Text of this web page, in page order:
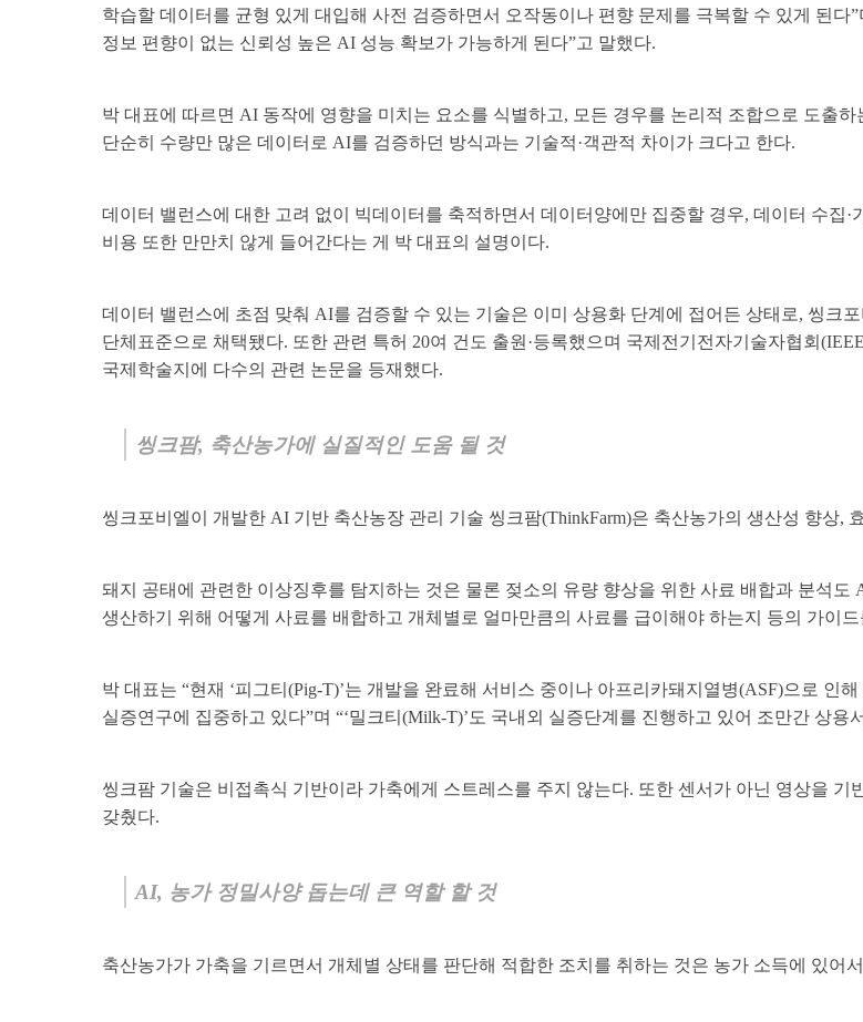
학습할 데이터를 균형 있게 대입해 사전 검증하면서 오작동이나 편향 문제를 극복할 수 있게 된
정보 편향이 없는 신뢰성 높은 AI 성능 확보가 가능하게 된다”고 말했다.
박 대표에 따르면 AI 동작에 영향을 미치는 요소를 식별하고, 모든 경우를 논리적 조합으로 도출
단순히 수량만 많은 데이터로 AI를 검증하던 방식과는 기술적·객관적 차이가 크다고 한다.
데이터 밸런스에 대한 고려 없이 빅데이터를 축적하면서 데이터양에만 집중할 경우, 데이터 수집
비용 또한 만만치 않게 들어간다는 게 박 대표의 설명이다.
데이터 밸런스에 초점 맞춰 AI를 검증할 수 있는 기술은 이미 상용화 단계에 접어든 상태로, 씽크
단체표준으로 채택됐다. 또한 관련 특허 20여 건도 출원·등록했으며 국제전기전자기술자협회
국제학술지에 다수의 관련 논문을 등재했다.
씽크팜, 축산농가에 실질적인 도움 될 것
씽크포비엘이 개발한 AI 기반 축산농장 관리 기술 씽크팜(ThinkFarm)은 축산농가의 생산성 향상,
돼지 공태에 관련한 이상징후를 탐지하는 것은 물론 젖소의 유량 향상을 위한 사료 배합과 분석
생산하기 위해 어떻게 사료를 배합하고 개체별로 얼마만큼의 사료를 급이해야 하는지 등의 가이
박 대표는 “현재 ‘피그티(Pig-T)’는 개발을 완료해 서비스 중이나 아프리카돼지열병(ASF)으로 인
실증연구에 집중하고 있다”며 “‘밀크티(Milk-T)’도 국내외 실증단계를 진행하고 있어 조만간 상용
씽크팜 기술은 비접촉식 기반이라 가축에게 스트레스를 주지 않는다. 또한 센서가 아닌 영상을
갖췄다.
AI, 농가 정밀사양 돕는데 큰 역할 할 것
축산농가가 가축을 기르면서 개체별 상태를 판단해 적합한 조치를 취하는 것은 농가 소득에 있어